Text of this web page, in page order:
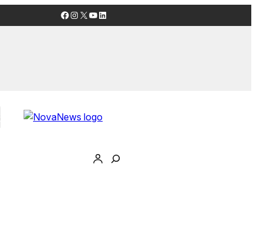
Facebook
Instagram
X YouTube
LinkedIn